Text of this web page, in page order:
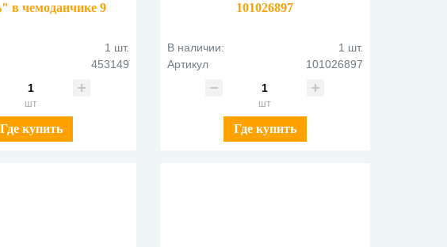
в чемоданчике 9
1 шт.
453149
шт
Где купить
101026897
В наличии:
1 шт.
Артикул
101026897
шт
Где купить